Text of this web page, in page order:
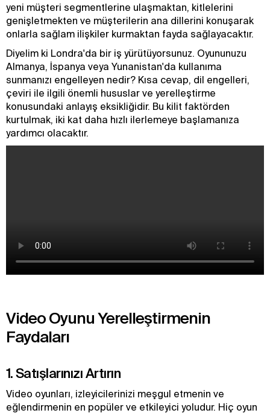
yeni müşteri segmentlerine ulaşmaktan, kitlelerini
genişletmekten ve müşterilerin ana dillerini konuşarak
onlarla sağlam ilişkiler kurmaktan fayda sağlayacaktır.
Diyelim ki Londra'da bir iş yürütüyorsunuz. Oyununuzu
Almanya, İspanya veya Yunanistan'da kullanıma
sunmanızı engelleyen nedir? Kısa cevap, dil engelleri,
çeviri ile ilgili önemli hususlar ve yerelleştirme
konusundaki anlayış eksikliğidir. Bu kilit faktörden
kurtulmak, iki kat daha hızlı ilerlemeye başlamanıza
yardımcı olacaktır.
Video Oyunu Yerelleştirmenin
Faydaları
1. Satışlarınızı Artırın
Video oyunları, izleyicilerinizi meşgul etmenin ve
eğlendirmenin en popüler ve etkileyici yoludur. Hiç oyun